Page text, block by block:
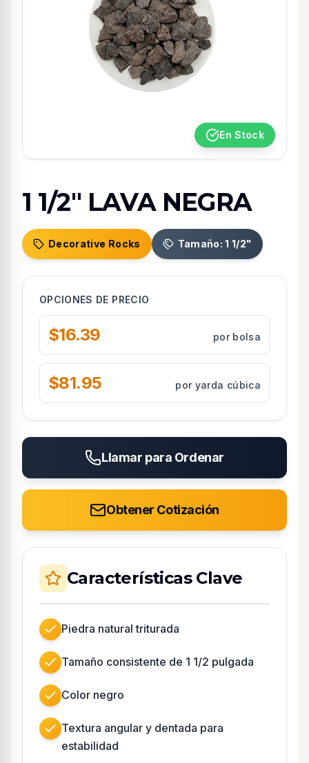
En Stock
1 1/2" LAVA NEGRA
Decorative Rocks Tamaño: 1 1/2"
OPCIONES DE PRECIO
$16.39 por bolsa
$81.95 por yarda cúbica
Llamar para Ordenar
Obtener Cotización
Características Clave
Piedra natural triturada
Tamaño consistente de 1 1/2 pulgada
Color negro
Textura angular y dentada para
estabilidad